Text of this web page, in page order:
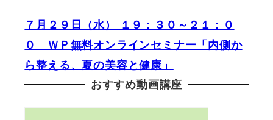
７月２９日（水） １９：３０～２１：０
０ ＷＰ無料オンラインセミナー「内側か
ら整える、夏の美容と健康」
おすすめ動画講座